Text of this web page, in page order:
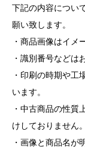
下記の内容につい
願い致します。
・商品画像はイメ
・識別番号などは
・印刷の時期や
います。
・中古商品の性質
けしておりません
・画像と商品名が